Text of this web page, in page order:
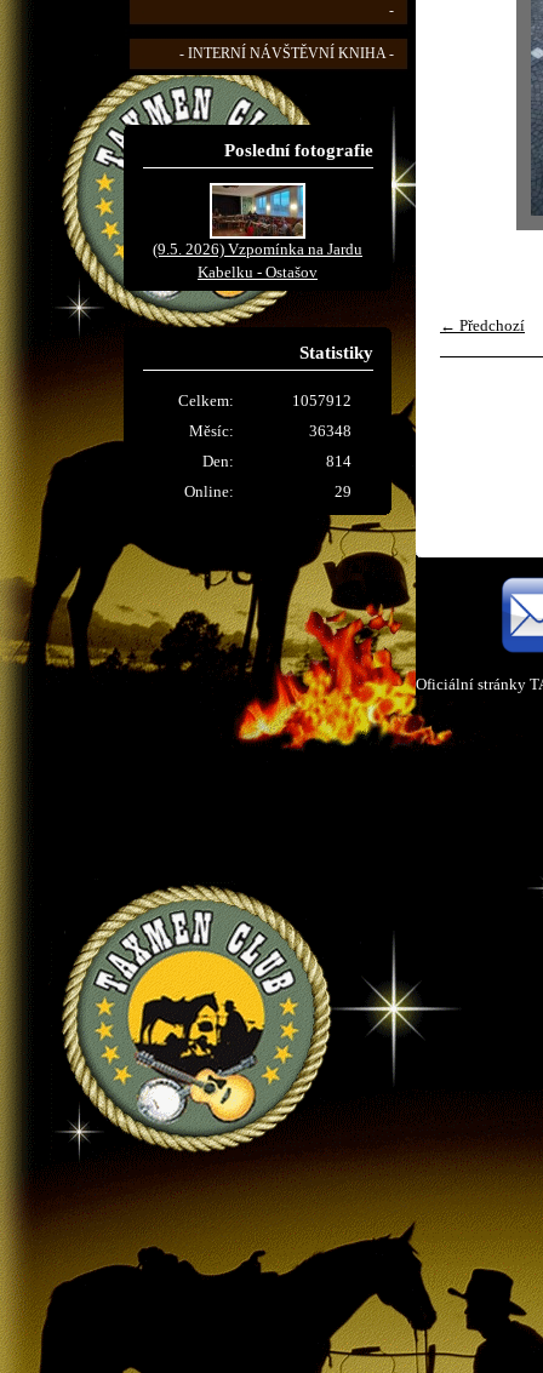
-
- INTERNÍ NÁVŠTĚVNÍ KNIHA -
Poslední fotografie
(9.5. 2026) Vzpomínka na Jardu
Kabelku - Ostašov
Statistiky
Online: 29
Celkem:
1057912
Měsíc:
36348
Den:
814
← Předchozí
Oficiální stránky